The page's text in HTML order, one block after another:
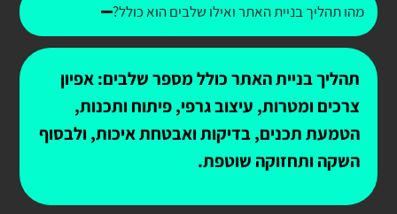
מהו תהליך בניית האתר ואילו שלבים הוא כולל?
תהליך בניית האתר כולל מספר שלבים: אפיון
צרכים ומטרות, עיצוב גרפי, פיתוח ותכנות,
הטמעת תכנים, בדיקות ואבטחת איכות, ולבסוף
השקה ותחזוקה שוטפת.